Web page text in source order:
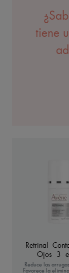
tiene
Retrinal
Ojos 3
Reduce las
Favorece la